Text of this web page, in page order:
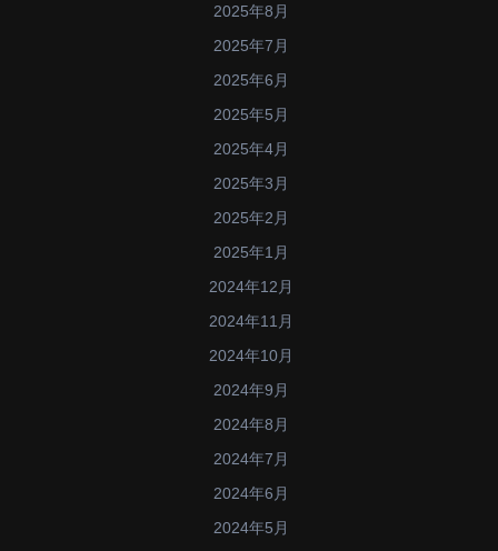
2025年8月
2025年7月
2025年6月
2025年5月
2025年4月
2025年3月
2025年2月
2025年1月
2024年12月
2024年11月
2024年10月
2024年9月
2024年8月
2024年7月
2024年6月
2024年5月